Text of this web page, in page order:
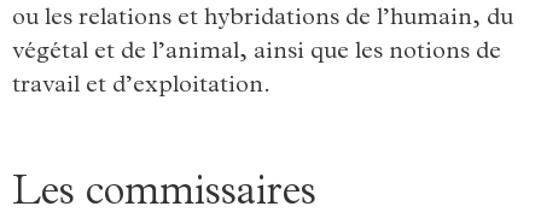
ou les relations et hybridations de l’humain, du
végétal et de l’animal, ainsi que les notions de
travail et d’exploitation.
Les commissaires